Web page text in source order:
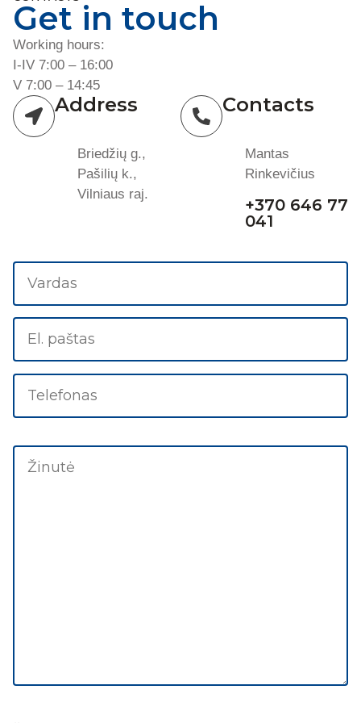
Get in touch
Working hours:
I-IV 7:00 – 16:00
V 7:00 – 14:45
Address
Briedžių g.,
Pašilių k.,
Vilniaus raj.
Contacts
Mantas
Rinkevičius
+370 646 77
041